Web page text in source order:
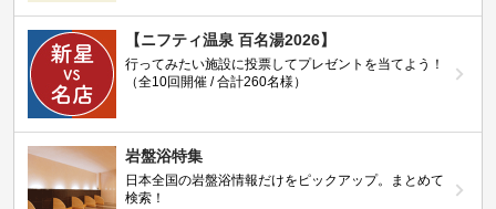
【ニフティ温泉 百名湯2026】
行ってみたい施設に投票してプレゼントを当てよう！
（全10回開催 / 合計260名様）
岩盤浴特集
日本全国の岩盤浴情報だけをピックアップ。まとめて
検索！